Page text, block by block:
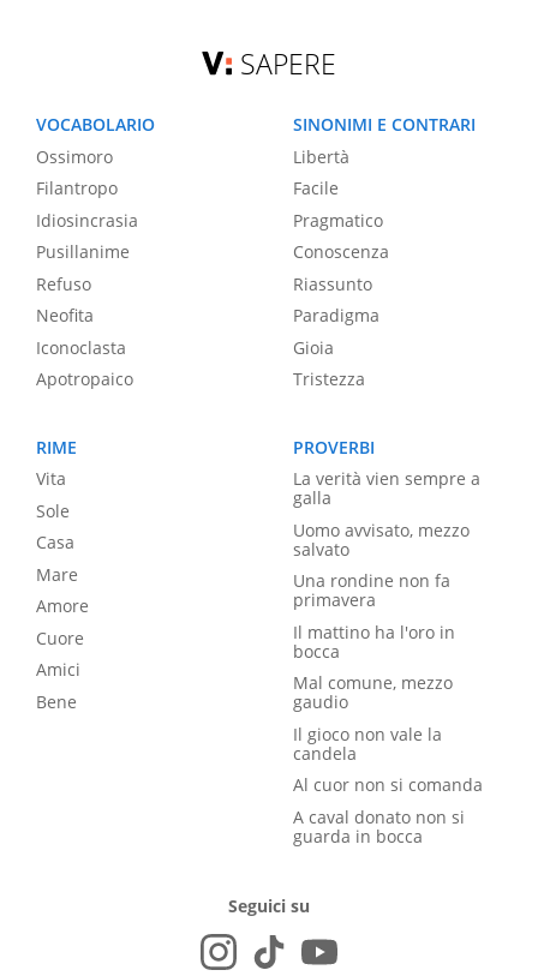
SAPERE
VOCABOLARIO
Ossimoro
Filantropo
Idiosincrasia
Pusillanime
Refuso
Neofita
Iconoclasta
Apotropaico
SINONIMI E CONTRARI
Libertà
Facile
Pragmatico
Conoscenza
Riassunto
Paradigma
Gioia
Tristezza
RIME
Vita
Sole
Casa
Mare
Amore
Cuore
Amici
Bene
PROVERBI
La verità vien sempre a
galla
Uomo avvisato, mezzo
salvato
Una rondine non fa
primavera
Il mattino ha l'oro in
bocca
Mal comune, mezzo
gaudio
Il gioco non vale la
candela
Al cuor non si comanda
A caval donato non si
guarda in bocca
Seguici su